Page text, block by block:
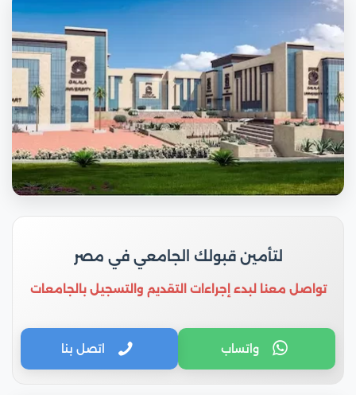
لتأمين قبولك الجامعي في مصر
تواصل معنا لبدء إجراءات التقديم والتسجيل بالجامعات
واتساب اتصل بنا